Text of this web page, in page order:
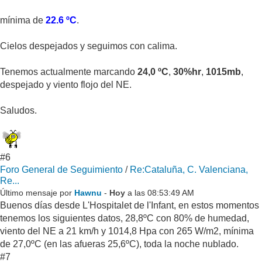
mínima de 22.6 ºC.
Cielos despejados y seguimos con calima.
Tenemos actualmente marcando 24,0 ºC, 30%hr, 1015mb,
despejado y viento flojo del NE.
Saludos.
#6
Foro General de Seguimiento / Re:Cataluña, C. Valenciana,
Re...
Último mensaje por Hawnu - Hoy a las 08:53:49 AM
Buenos días desde L'Hospitalet de l'Infant, en estos momentos
tenemos los siguientes datos, 28,8ºC con 80% de humedad,
viento del NE a 21 km/h y 1014,8 Hpa con 265 W/m2, mínima
de 27,0ºC (en las afueras 25,6ºC), toda la noche nublado.
#7